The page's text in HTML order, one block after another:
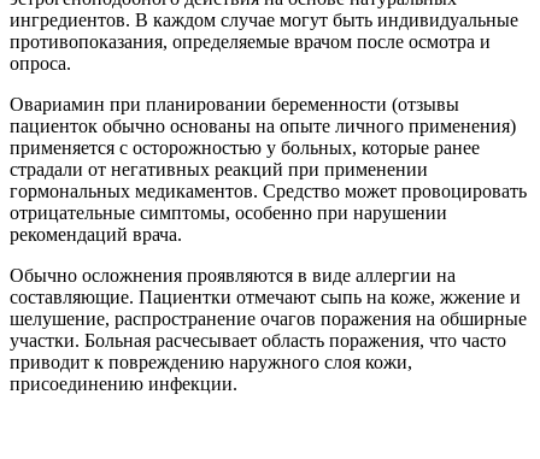
ингредиентов. В каждом случае могут быть индивидуальные
противопоказания, определяемые врачом после осмотра и
опроса.
Овариамин при планировании беременности (отзывы
пациенток обычно основаны на опыте личного применения)
применяется с осторожностью у больных, которые ранее
страдали от негативных реакций при применении
гормональных медикаментов. Средство может провоцировать
отрицательные симптомы, особенно при нарушении
рекомендаций врача.
Обычно осложнения проявляются в виде аллергии на
составляющие. Пациентки отмечают сыпь на коже, жжение и
шелушение, распространение очагов поражения на обширные
участки. Больная расчесывает область поражения, что часто
приводит к повреждению наружного слоя кожи,
присоединению инфекции.